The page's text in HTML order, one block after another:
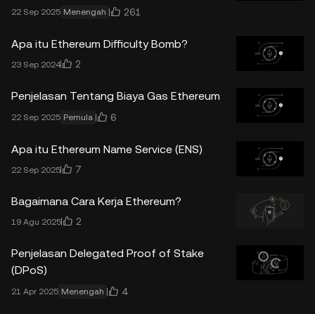
22 Sep 2025 Menengah 261
Apa itu Ethereum Difficulty Bomb?
23 Sep 2024 2
Penjelasan Tentang Biaya Gas Ethereum
22 Sep 2025 Pemula 6
Apa itu Ethereum Name Service (ENS)
22 Sep 2025 7
Bagaimana Cara Kerja Ethereum?
19 Agu 2025 2
Penjelasan Delegated Proof of Stake
(DPoS)
21 Apr 2025 Menengah 4